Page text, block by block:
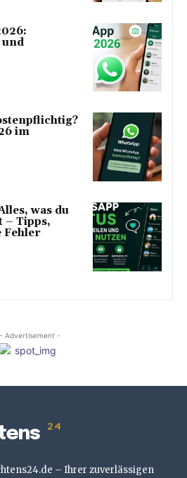
und
im
was du
– Tipps,
Fehler
- Advertisement -
24
– Ihrer zuverlässigen